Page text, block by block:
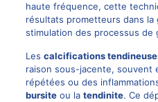
haute fréquence, cette
résultats prometteurs dans
stimulation des processus de
Les calcifications
raison sous-jacente, souvent
répétées ou des
bursiteou la tendinite. Ce